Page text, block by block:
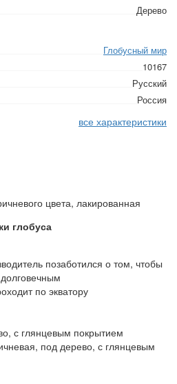
Дерево
Глобусный мир
10167
Русский
Россия
все характеристики
цвета, лакированная
глобуса
позаботился о том, чтобы
по экватору
с глянцевым покрытием
под дерево, с глянцевым